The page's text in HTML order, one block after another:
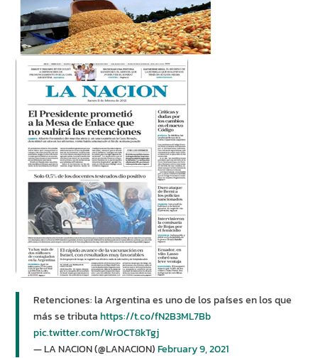
Retenciones: la Argentina es uno de los países en los que
más se tributahttps://t.co/fN2B3ML7Bb
pic.twitter.com/WrOCT8kTgj
— LA NACION (@LANACION)February 9, 2021